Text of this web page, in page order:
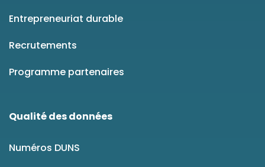
Entrepreneuriat durable
Recrutements
Programme partenaires
Qualité des données
Numéros DUNS